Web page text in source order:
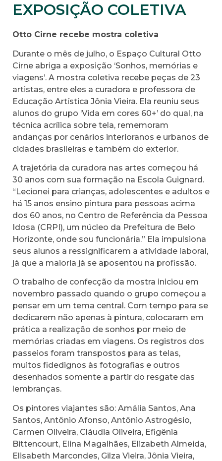
EXPOSIÇÃO COLETIVA
Otto Cirne recebe mostra coletiva
Durante o mês de julho, o Espaço Cultural Otto
Cirne abriga a exposição ‘Sonhos, memórias e
viagens’. A mostra coletiva recebe peças de 23
artistas, entre eles a curadora e professora de
Educação Artística Jônia Vieira. Ela reuniu seus
alunos do grupo ‘Vida em cores 60+’ do qual, na
técnica acrílica sobre tela, rememoram
andanças por cenários interioranos e urbanos de
cidades brasileiras e também do exterior.
A trajetória da curadora nas artes começou há
30 anos com sua formação na Escola Guignard.
“Lecionei para crianças, adolescentes e adultos e
há 15 anos ensino pintura para pessoas acima
dos 60 anos, no Centro de Referência da Pessoa
Idosa (CRPI), um núcleo da Prefeitura de Belo
Horizonte, onde sou funcionária.” Ela impulsiona
seus alunos a ressignificarem a atividade laboral,
já que a maioria já se aposentou na profissão.
O trabalho de confecção da mostra iniciou em
novembro passado quando o grupo começou a
pensar em um tema central. Com tempo para se
dedicarem não apenas à pintura, colocaram em
prática a realização de sonhos por meio de
memórias criadas em viagens. Os registros dos
passeios foram transpostos para as telas,
muitos fidedignos às fotografias e outros
desenhados somente a partir do resgate das
lembranças.
Os pintores viajantes são: Amália Santos, Ana
Santos, Antônio Afonso, Antônio Astrogésio,
Carmen Oliveira, Cláudia Oliveira, Efigênia
Bittencourt, Elina Magalhães, Elizabeth Almeida,
Elisabeth Marcondes, Gilza Vieira, Jônia Vieira,